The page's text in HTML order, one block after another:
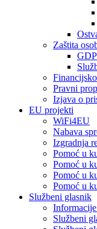
Zaštita
Pravni
Izjava o
EU projekti
WiFi4EU
Nabava
Izgradnja
Pomoć u
Pomoć u
Pomoć u
Pomoć u
Službeni glasnik
Službeni